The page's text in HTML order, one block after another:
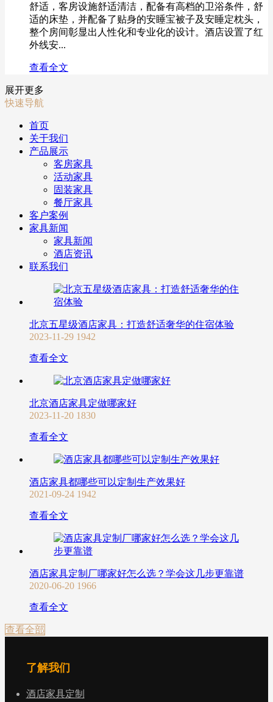
舒适，客房设施舒适清洁，配备有高档的卫浴条件，舒
适的床垫，并配备了贴身的安睡宝被子及安睡定枕头，
整个房间彰显出人性化和专业化的设计。酒店设置了红
外线安...
查看全文
展开更多
快速导航
首页
关于我们
产品展示
客房家具
活动家具
固装家具
餐厅家具
客户案例
家具新闻
家具新闻
酒店资讯
联系我们
北京五星级酒店家具：打造舒适奢华的住宿体验
2023-11-29 1942
查看全文
北京酒店家具定做哪家好
2023-11-20 1830
查看全文
酒店家具都哪些可以定制生产效果好
2021-09-24 1942
查看全文
酒店家具定制厂哪家好怎么选？学会这几步更靠谱
2020-06-20 1966
查看全文
查看全部
了解我们
酒店家具定制